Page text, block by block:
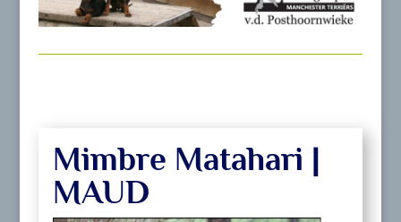
Mimbre Matahari |
MAUD